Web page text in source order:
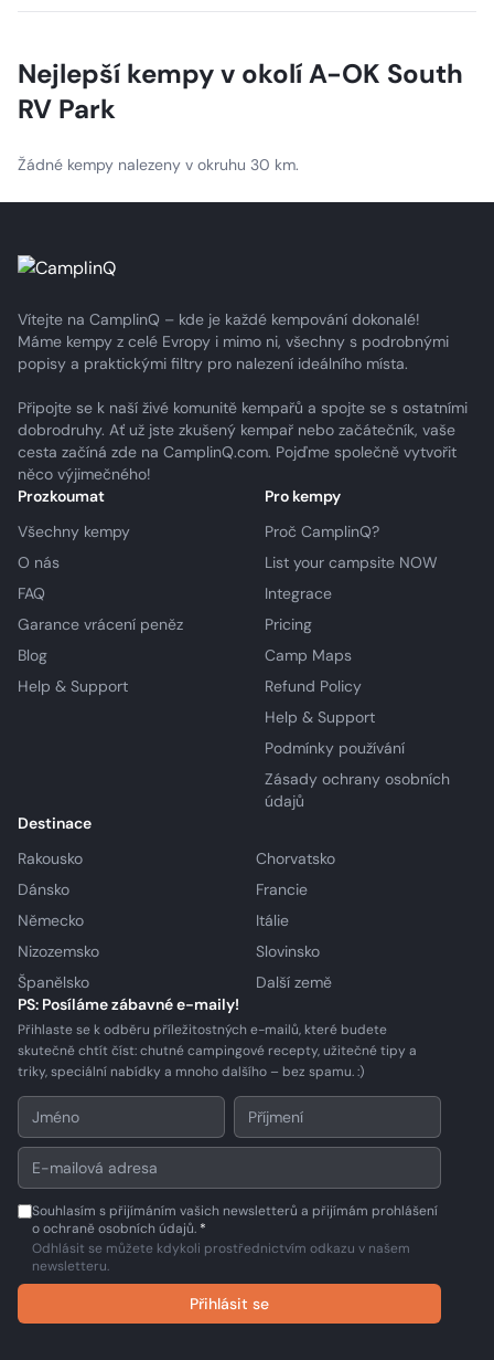
vyhrazený prostor pro psy pro domácí mazlíčky.
Nejlepší kempy v okolíA-OK South
RV Park
Žádné kempy nalezeny v okruhu 30 km.
Vítejte na CamplinQ – kde je každé kempování dokonalé!
Máme kempy z celé Evropy i mimo ni, všechny s podrobnými
popisy a praktickými filtry pro nalezení ideálního místa.
Připojte se k naší živé komunitě kempařů a spojte se s ostatními
dobrodruhy. Ať už jste zkušený kempař nebo začátečník, vaše
cesta začíná zde na CamplinQ.com. Pojďme společně vytvořit
něco výjimečného!
Prozkoumat
Všechny kempy
O nás
FAQ
Garance vrácení peněz
Blog
Help & Support
Pro kempy
Proč CamplinQ?
List your campsite NOW
Integrace
Pricing
Camp Maps
Refund Policy
Help & Support
Podmínky používání
Zásady ochrany osobních
údajů
Destinace
Rakousko
Chorvatsko
Dánsko
Francie
Německo
Itálie
Nizozemsko
Slovinsko
Španělsko
Další země
PS: Posíláme zábavné e-maily!
Přihlaste se k odběru příležitostných e-mailů, které budete
skutečně chtít číst: chutné campingové recepty, užitečné tipy a
triky, speciální nabídky a mnoho dalšího – bez spamu. :)
Souhlasím s přijímáním vašich newsletterů a přijímám prohlášení
o ochraně osobních údajů. *
Odhlásit se můžete kdykoli prostřednictvím odkazu v našem
newsletteru.
Přihlásit se